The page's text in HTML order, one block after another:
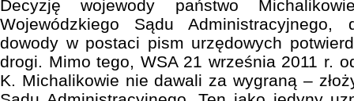
Decyzję wojewody państwo
Wojewódzkiego Sądu Administracyjnego,
dowody w postaci pism urzędowych
drogi. Mimo tego, WSA 21 września 2011 r.
K. Michalikowie nie dawali za wygraną –